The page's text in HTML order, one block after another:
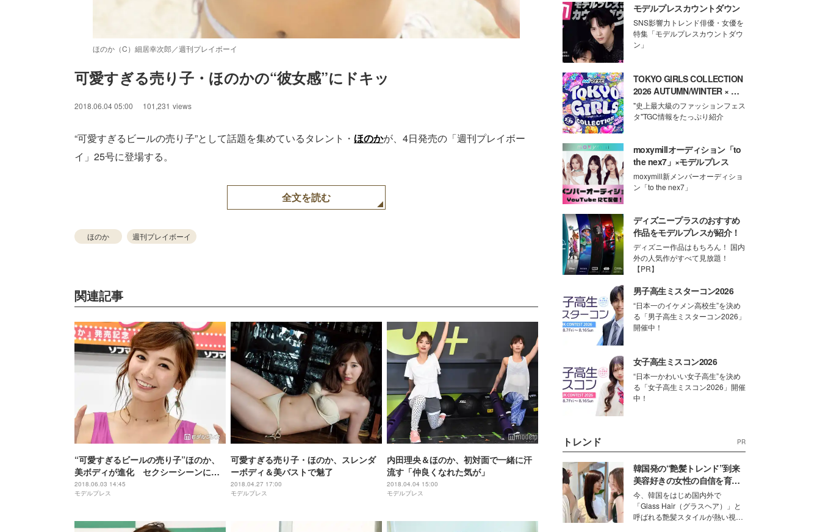
ほのか（C）細居幸次郎／週刊プレイボーイ
可愛すぎる売り子・ほのかの“彼女感”にドキッ
2018.06.04 05:00 101,231 views
“可愛すぎるビールの売り子”として話題を集めているタレント・ ほのかが、4日発売の「週刊プレイボー
イ」25号に登場する。
全文を読む
ほのか 週刊プレイボーイ
関連記事
“可愛すぎるビールの売り子”ほのか、
美ボディが進化 セクシーシーンにも
挑戦「自分で脱いで…」
2018.06.03 14:45
モデルプレス
可愛すぎる売り子・ほのか、スレンダ
ーボディ＆美バストで魅了
2018.04.27 17:00
モデルプレス
内田理央＆ほのか、初対面で一緒に汗
流す「仲良くなれた気が」
2018.04.04 15:00
モデルプレス
モデルプレスカウントダウン
SNS影響力トレンド俳優・女優を
特集「モデルプレスカウントダウ
ン」
TOKYO GIRLS COLLECTION
2026 AUTUMN/WINTER × モ
デルプレス
"史上最大級のファッションフェス
タ"TGC情報をたっぷり紹介
moxymillオーディション「to
the nex7」×モデルプレス
moxymill新メンバーオーディショ
ン「to the nex7」
ディズニープラスのおすすめ
作品をモデルプレスが紹介！
ディズニー作品はもちろん！ 国内
外の人気作がすべて見放題！
【PR】
男子高生ミスターコン2026
“日本一のイケメン高校生”を決め
る「男子高生ミスターコン2026」
開催中！
女子高生ミスコン2026
“日本一かわいい女子高生”を決め
る「女子高生ミスコン2026」開催
中！
トレンド PR
韓国発の“艶髪トレンド”到来
美容好きの女性の自信を育む
「ヘアケア事情」って？
今、韓国をはじめ国内外で
「Glass Hair（グラスヘア）」と
呼ばれる艶髪スタイルが熱い視線